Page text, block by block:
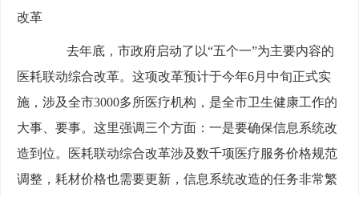
改革
去年底，市政府启动了以“五个一”为主要内容的
医耗联动综合改革。这项改革预计于今年6月中旬正式实
施，涉及全市3000多所医疗机构，是全市卫生健康工作的
大事、要事。这里强调三个方面：一是要确保信息系统改
造到位。医耗联动综合改革涉及数千项医疗服务价格规范
调整，耗材价格也需要更新，信息系统改造的任务非常繁